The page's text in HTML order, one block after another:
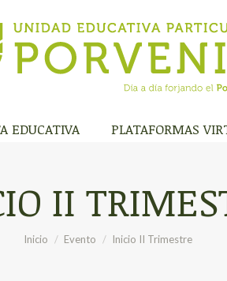
EDUCATIVA PLATAFORMAS
II
Estás aquí:
Inicio Evento Inicio II Trimestre
OFERTA EDUCATIVA